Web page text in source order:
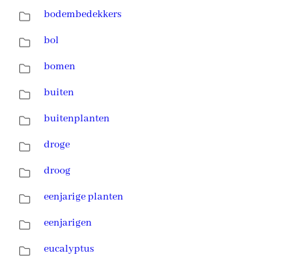
bodembedekkers
bol
bomen
buiten
buitenplanten
droge
droog
eenjarige planten
eenjarigen
eucalyptus